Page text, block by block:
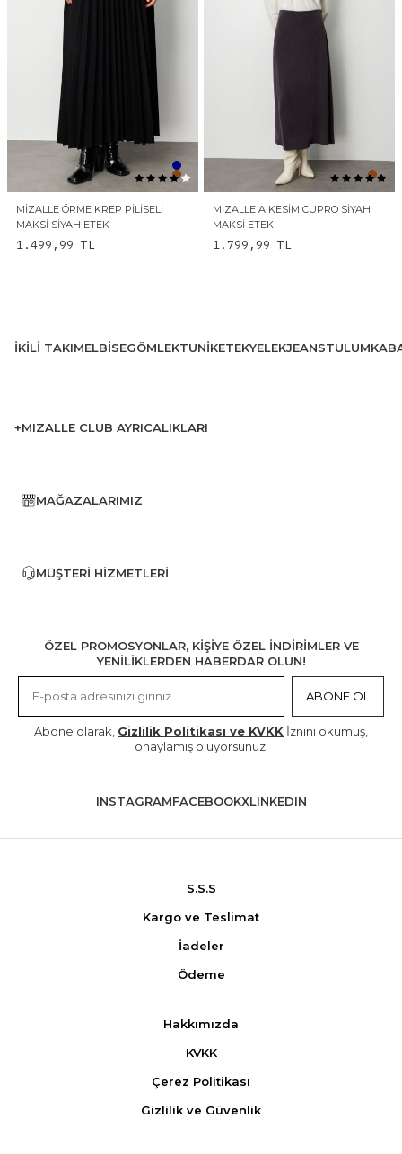
MIZALLE ÖRME KREP PILISELI
MAKSI SIYAH ETEK
1.499,99 TL
MIZALLE A KESIM CUPRO SIYAH
MAKSI ETEK
1.799,99 TL
İKILI TAKIMELBISEGÖMLEKTUNIKETEKYELEKJEANSTULUM
+MIZALLE CLUB AYRICALIKLARI
MAĞAZALARIMIZ
MÜŞTERI HIZMETLERI
ÖZEL PROMOSYONLAR, KİŞİYE ÖZEL İNDİRİMLER VE
YENİLİKLERDEN HABERDAR OLUN!
ABONE OL
Abone olarak, Gizlilik Politikası ve KVKK İznini okumuş,
onaylamış oluyorsunuz.
INSTAGRAMFACEBOOKXLINKEDIN
S.S.S
Kargo ve Teslimat
İadeler
Ödeme
Hakkımızda
KVKK
Çerez Politikası
Gizlilik ve Güvenlik